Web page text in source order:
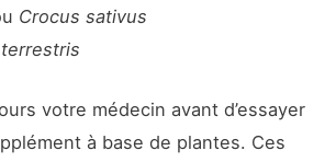
Crocus sativus
votre médecin avant d’essayer
à base de plantes. Ces